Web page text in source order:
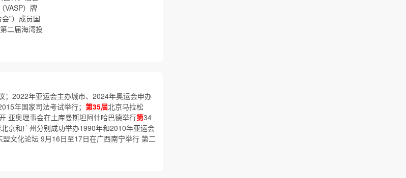
VASP）牌
会”）成员国
二届海湾投
；2022年亚运会主办城市、2024年奥运会申办
年国家司法考试举行； 第35届北京马拉松
亚奥理事会在土库曼斯坦阿什哈巴德举行第34
京和广州分别成功举办1990年和2010年亚运会
文化论坛 9月16日至17日在广西南宁举行 第二